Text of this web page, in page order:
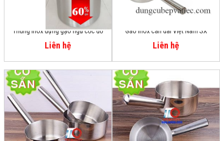
Thùng inox đựng gạo ngũ cốc đồ
khô giá rẻ
Liên hệ
Gáo inox cán dài Việt Nam SX
Liên hệ